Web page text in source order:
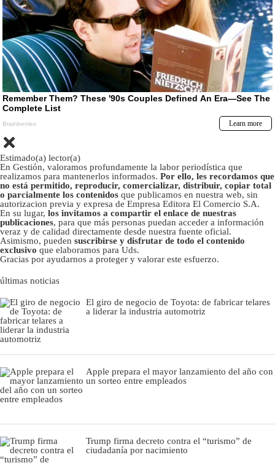
Estimado(a) lector(a)
En Gestión, valoramos profundamente la labor periodística que
realizamos para mantenerlos informados. Por ello, les recordamos que
no está permitido, reproducir, comercializar, distribuir, copiar total
o parcialmente los contenidos que publicamos en nuestra web, sin
autorizacion previa y expresa de Empresa Editora El Comercio S.A.
En su lugar, los invitamos a compartir el enlace de nuestras
publicaciones, para que más personas puedan acceder a información
veraz y de calidad directamente desde nuestra fuente oficial.
Asimismo, pueden suscribirse y disfrutar de todo el contenido
exclusivo que elaboramos para Uds.
Gracias por ayudarnos a proteger y valorar este esfuerzo.
últimas noticias
El giro de negocio de Toyota: de fabricar telares
a liderar la industria automotriz
Apple prepara el mayor lanzamiento del año con
un sorteo entre empleados
Trump firma decreto contra el “turismo” de
ciudadanía por nacimiento